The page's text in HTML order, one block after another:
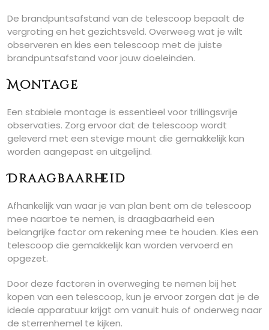
De brandpuntsafstand van de telescoop bepaalt de
vergroting en het gezichtsveld. Overweeg wat je wilt
observeren en kies een telescoop met de juiste
brandpuntsafstand voor jouw doeleinden.
Montage
Een stabiele montage is essentieel voor trillingsvrije
observaties. Zorg ervoor dat de telescoop wordt
geleverd met een stevige mount die gemakkelijk kan
worden aangepast en uitgelijnd.
Draagbaarheid
Afhankelijk van waar je van plan bent om de telescoop
mee naartoe te nemen, is draagbaarheid een
belangrijke factor om rekening mee te houden. Kies een
telescoop die gemakkelijk kan worden vervoerd en
opgezet.
Door deze factoren in overweging te nemen bij het
kopen van een telescoop, kun je ervoor zorgen dat je de
ideale apparatuur krijgt om vanuit huis of onderweg naar
de sterrenhemel te kijken.